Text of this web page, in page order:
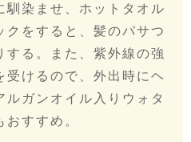
馴染ませ、ホットタオル
クをすると、髪のパサつ
する。また、紫外線の強
受けるので、外出時にヘ
ガンオイル入りウォタ
すすめ。